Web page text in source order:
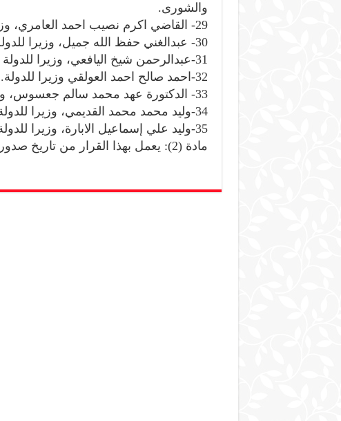
والشورى.
29- القاضي اكرم نصيب احمد العامري، وزيرا للدولة.
30- عبدالغني حفظ الله جميل، وزيرا للدولة امينا للعاصمة صنعاء.
31-عبدالرحمن شيخ اليافعي، وزيرا للدولة محافظا لمحافظة عدن.
32-احمد صالح احمد العولقي وزيرا للدولة.
33- الدكتورة عهد محمد سالم جعسوس، وزيرا للدولة لشؤون المرأة.
34-وليد محمد محمد القديمي، وزيرا للدولة.
35-وليد علي إسماعيل الابارة، وزيرا للدولة.
مادة (2): يعمل بهذا القرار من تاريخ صدوره وينشر في الجريدة الرسمية.